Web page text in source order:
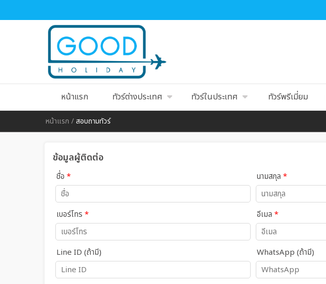
หน้าแรก ทัวร์ต่างประเทศ ทัวร์ในประเทศ ทัวร์พรีเมี่ยม
หน้าแรก /สอบถามทัวร์
ข้อมูลผู้ติดต่อ
ชื่อ * นามสกุล *
เบอร์โทร * อีเมล *
Line ID (ถ้ามี) WhatsApp (ถ้ามี)